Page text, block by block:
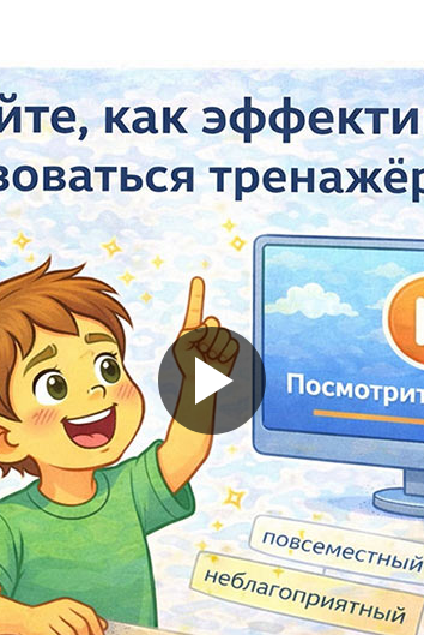
Обучаю разговорному английскому.
Помогу Вам подготовиться к TOEFL
или ЕГЭ.
За полгода вывожу ученика
начального уровня на уровень
уверенного общения, свободного
выражения своих мыслей.
Специализируюсь на экспресс-
методах обучения.
- Игорь
Read more